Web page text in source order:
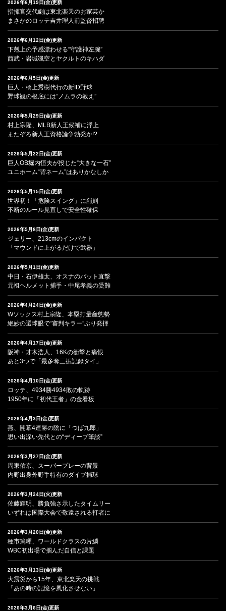
2026年6月19日(金)更新
指揮官交代劇は東北楽天のお家芸か
まさかのロッテ吉井理人前監督招聘
2026年6月12日(金)更新
下剋上の予感漂わせる“守護神左腕”
西武・岩城颯空とヤクルトのキハダ
2026年6月5日(金)更新
巨人・橋上秀樹代行の新ID野球
野球観の根底には“ノムラの教え”
2026年5月29日(金)更新
村上宗隆、MLB新人王候補に浮上
またぞろ新人王資格論争勃発か!?
2026年5月22日(金)更新
巨人OB堀内恒夫が投じた“大きな一石”
ユニホーム“背ネーム”はありかなしか
2026年5月15日(金)更新
世界初！「危険スイング」に罰則
不断のルール見直しで安全性確保
2026年5月8日(金)更新
ジェリー、213cmのインパクト
「マウンドに上がるだけで武器」
2026年5月1日(金)更新
中日・石伊雄太、オスナのバット直撃
元祖ヘルメット捕手・中尾孝義の受難
2026年4月24日(金)更新
Wソックス村上宗隆、本塁打量産態勢
絶妙の選球眼で“審判キラー”ぶり発揮
2026年4月17日(金)更新
阪神・才木浩人、16Kの衝撃と痛恨
あと3つで「最多奪三振記録タイ」
2026年4月10日(金)更新
ロッテ、4934勝4934敗の軌跡
1950年に「初代王者」の金看板
2026年4月3日(金)更新
燕、開幕4連勝の陰に「つば九郎」
思い出深い先代との“ディープ筆談”
2026年3月27日(金)更新
周東佑京、スーパープレーの背景
内野出身外野手特有のダイブ捕球
2026年3月24日(火)更新
佐藤輝明、勝負強さ示したタイムリー
いずれは国際大会で敬遠される打者に
2026年3月20日(金)更新
種市篤暉、ワールドクラスの片鱗
WBC初出場で掴んだ自信と課題
2026年3月13日(金)更新
大震災から15年、東北楽天の挑戦
「あの時の記憶を風化させない」
2026年3月6日(金)更新